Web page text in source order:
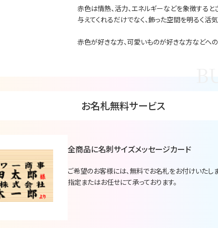
赤色は情熱、活力、エネルギーなどを象徴する
与えてくれるだけでなく、飾った空間を明るく活
赤色が好きな方、可愛いものが好きな方などへの
お名札無料サービス
全商品に名刺サイズメッセージカード
ご希望のお客様には、無料でお名札をお付けいたしま
指定またはお任せにて承っております。